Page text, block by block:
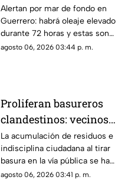
llegará y qué zonas de
Acapulco serán
afectadas?
Alertan por mar de fondo en
Guerrero: habrá oleaje elevado
durante 72 horas y estas son
las zonas de Acapulco con
agosto 06, 2026 03:44 p. m.
Proliferan basureros
clandestinos: vecinos
exigen conciencia y
sanciones más
estrictas
La acumulación de residuos e
indisciplina ciudadana al tirar
basura en la vía pública se ha
consolidado como un grave
agosto 06, 2026 03:41 p. m.